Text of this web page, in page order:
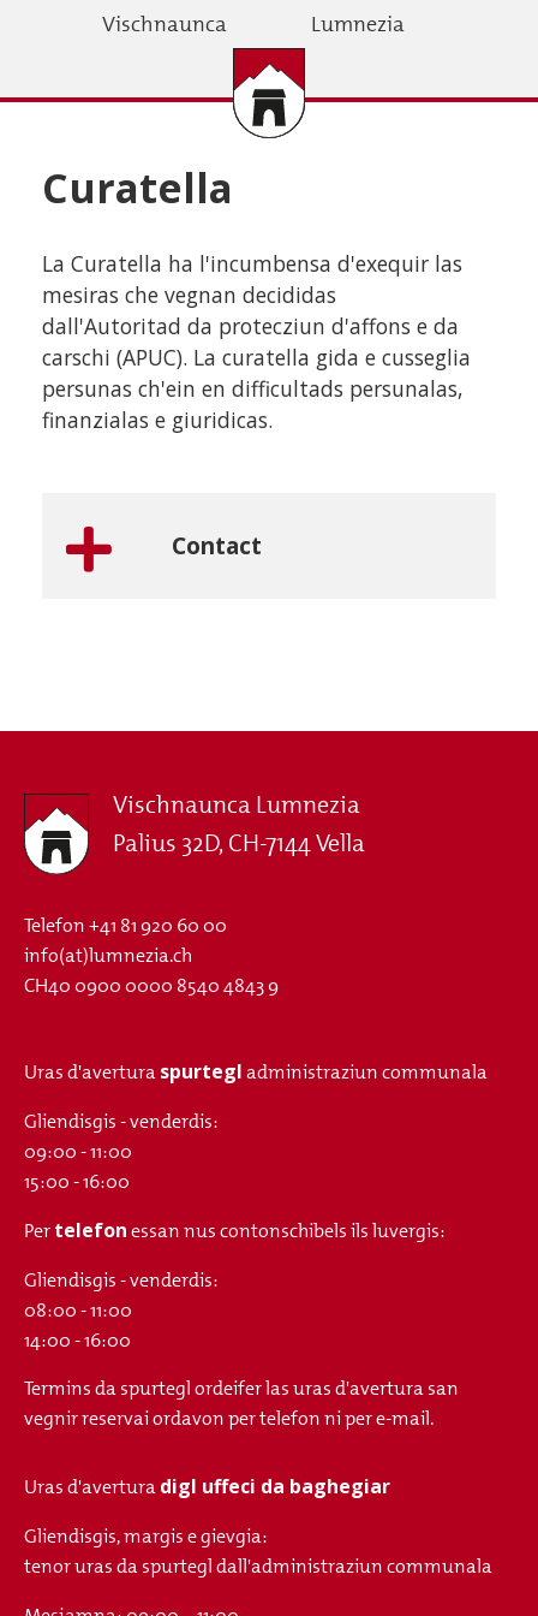
Vischnaunca Lumnezia
Curatella
La Curatella ha l'incumbensa d'exequir las
mesiras che vegnan decididas
dall'Autoritad da protecziun d'affons e da
carschi (APUC). La curatella gida e cusseglia
persunas ch'ein en difficultads persunalas,
finanzialas e giuridicas.
Contact
Vischnaunca Lumnezia
Palius 32D, CH-7144 Vella
Telefon+41 81 920 60 00
info(at)lumnezia.ch
CH40 0900 0000 8540 4843 9
Uras d'averturaspurtegladministraziun communala
Gliendisgis - venderdis:
09:00 - 11:00
15:00 - 16:00
Pertelefonessan nus contonschibels ils luvergis:
Gliendisgis - venderdis:
08:00 - 11:00
14:00 - 16:00
Termins da spurtegl ordeifer las uras d'avertura san
vegnir reservai ordavon per telefon ni per e-mail.
Uras d'averturadigl uffeci da baghegiar
Gliendisgis, margis e gievgia:
tenor uras da spurtegl dall'administraziun communala